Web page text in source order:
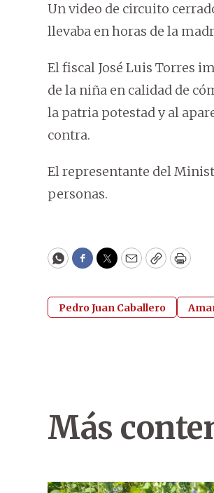
Un video de circuito
llevaba en horas de la
El fiscal José Luis Torres
de la niña en calidad de
la patria potestad y al
contra.
El representante del
personas.
WhatsApp
Facebook
Twitter
EmailCopyPrint
Pedro Juan Caballero
Más